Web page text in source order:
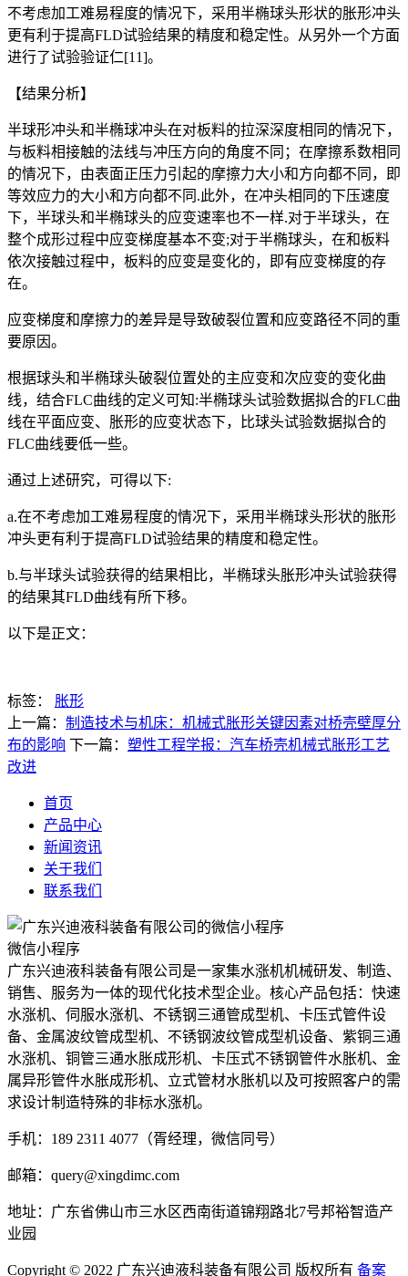
不考虑加工难易程度的情况下，采用半椭球头形状的胀形冲头
更有利于提高FLD试验结果的精度和稳定性。从另外一个方面
进行了试验验证仁[11]。
【结果分析】
半球形冲头和半椭球冲头在对板料的拉深深度相同的情况下，
与板料相接触的法线与冲压方向的角度不同；在摩擦系数相同
的情况下，由表面正压力引起的摩擦力大小和方向都不同，即
等效应力的大小和方向都不同.此外，在冲头相同的下压速度
下，半球头和半椭球头的应变速率也不一样.对于半球头，在
整个成形过程中应变梯度基本不变;对于半椭球头，在和板料
依次接触过程中，板料的应变是变化的，即有应变梯度的存
在。
应变梯度和摩擦力的差异是导致破裂位置和应变路径不同的重
要原因。
根据球头和半椭球头破裂位置处的主应变和次应变的变化曲
线，结合FLC曲线的定义可知:半椭球头试验数据拟合的FLC曲
线在平面应变、胀形的应变状态下，比球头试验数据拟合的
FLC曲线要低一些。
通过上述研究，可得以下:
a.在不考虑加工难易程度的情况下，采用半椭球头形状的胀形
冲头更有利于提高FLD试验结果的精度和稳定性。
b.与半球头试验获得的结果相比，半椭球头胀形冲头试验获得
的结果其FLD曲线有所下移。
以下是正文：
标签： 胀形
上一篇： 制造技术与机床：机械式胀形关键因素对桥壳壁厚分
布的影响 下一篇： 塑性工程学报：汽车桥壳机械式胀形工艺
改进
首页
产品中心
新闻资讯
关于我们
联系我们
微信小程序
广东兴迪液科装备有限公司是一家集水涨机机械研发、制造、
销售、服务为一体的现代化技术型企业。核心产品包括：快速
水涨机、伺服水涨机、不锈钢三通管成型机、卡压式管件设
备、金属波纹管成型机、不锈钢波纹管成型机设备、紫铜三通
水涨机、铜管三通水胀成形机、卡压式不锈钢管件水胀机、金
属异形管件水胀成形机、立式管材水胀机以及可按照客户的需
求设计制造特殊的非标水涨机。
手机：189 2311 4077（胥经理，微信同号）
邮箱：query@xingdimc.com
地址：广东省佛山市三水区西南街道锦翔路北7号邦裕智造产
业园
Copyright © 2022 广东兴迪液科装备有限公司 版权所有 备案